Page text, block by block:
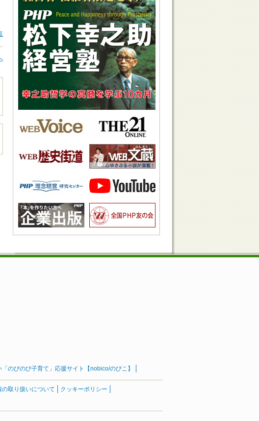
のびのび子育て」応援サイト【nobico/のびこ】
の取り扱いについて
クッキーポリシー